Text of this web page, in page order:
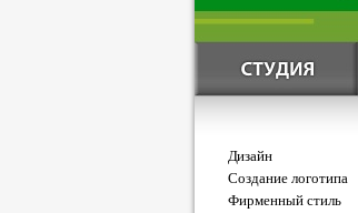
Дизайн
Создание логотипа
Фирменный стиль